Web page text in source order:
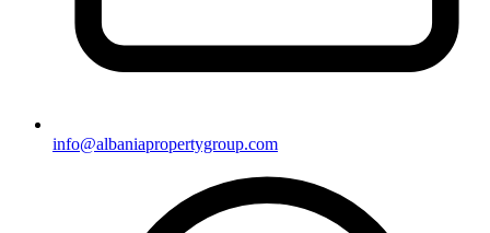
info@albaniapropertygroup.com